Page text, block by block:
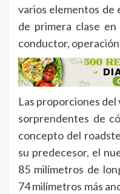
varios elementos de
de primera clase
conductor,
Las proporciones del
sorprendentes de
concepto del
su predecesor, el
85 milímetros de
74 milímetros más